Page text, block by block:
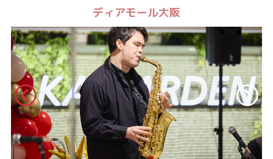
ディアモール大阪